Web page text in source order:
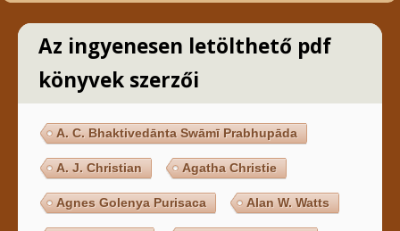
Az ingyenesen letölthető pdf
könyvek szerzői
A. C. Bhaktivedānta Swāmī Prabhupāda
A. J. Christian Agatha Christie
Agnes Golenya Purisaca Alan W. Watts